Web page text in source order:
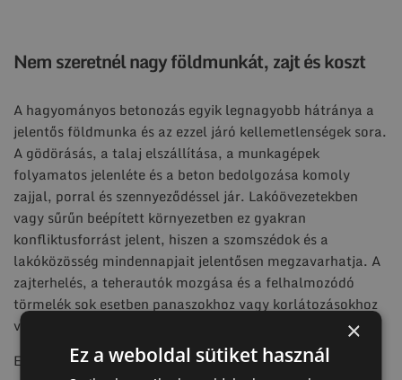
Nem szeretnél nagy földmunkát, zajt és koszt
A hagyományos betonozás egyik legnagyobb hátránya a
jelentős földmunka és az ezzel járó kellemetlenségek sora.
A gödörásás, a talaj elszállítása, a munkagépek
folyamatos jelenléte és a beton bedolgozása komoly
zajjal, porral és szennyeződéssel jár. Lakóövezetekben
vagy sűrűn beépített környezetben ez gyakran
konfliktusforrást jelent, hiszen a szomszédok és a
lakóközösség mindennapjait jelentősen megzavarhatja. A
zajterhelés, a teherautók mozgása és a felhalmozódó
törmelék sok esetben panaszokhoz vagy korlátozásokhoz
vezet.
Ezzel szemben a talajcsavar telepítése tiszta, rendezett
×
Ez a weboldal sütiket használ